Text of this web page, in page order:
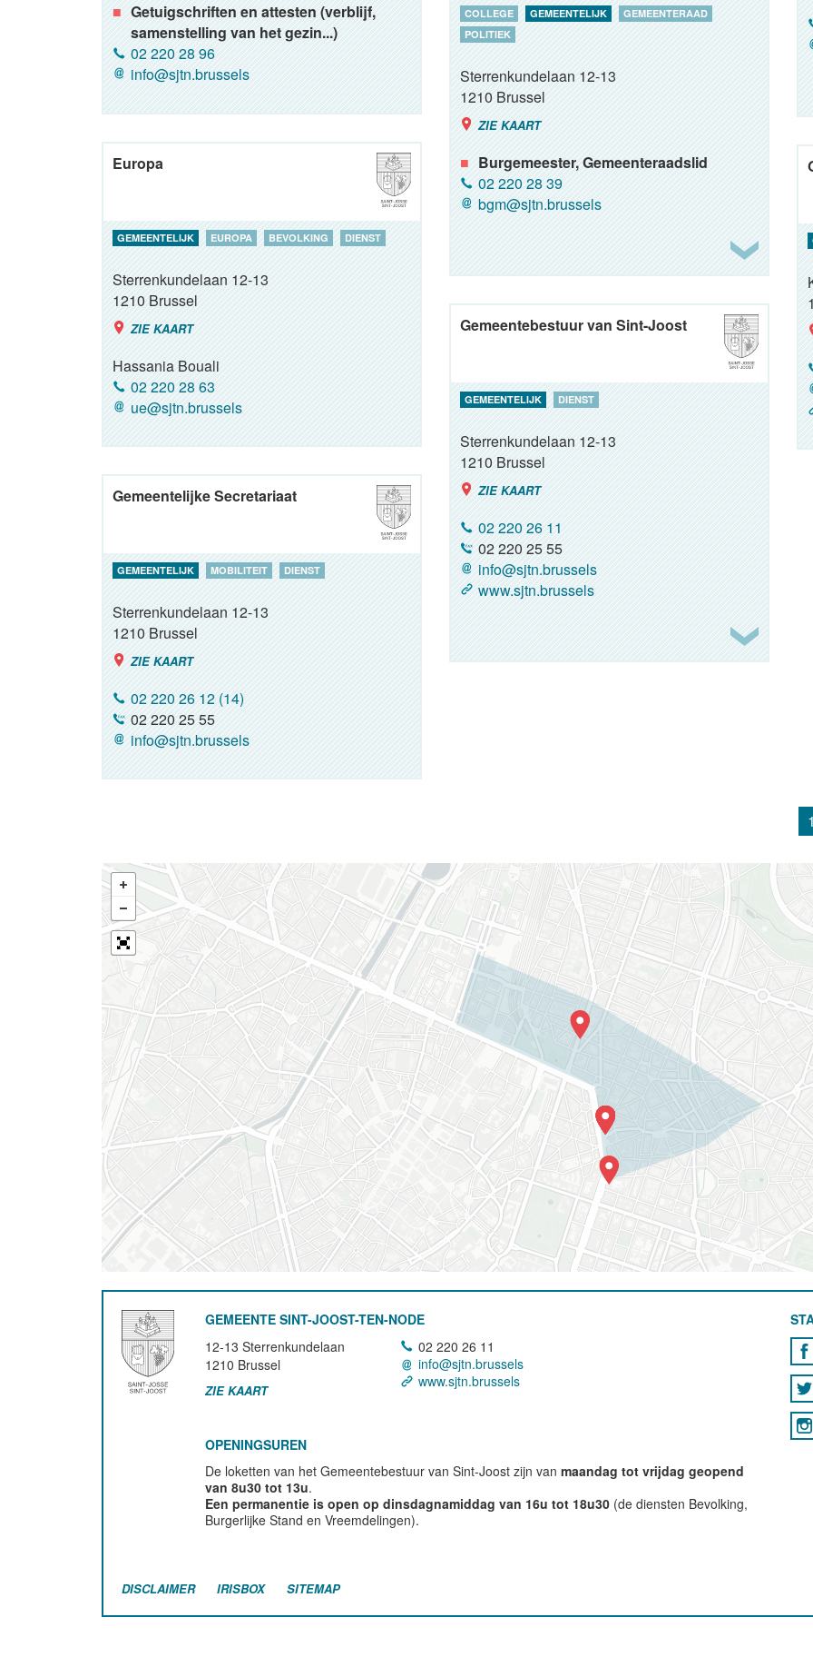
Getuigschriften en attesten (verblijf,
samenstelling van het gezin...)
02 220 28 96
info@sjtn.brussels
COLLEGE GEMEENTELIJK
GEMEENTERAAD
POLITIEK
Sterrenkundelaan 12-13
1210Brussel
ZIE KAART
Burgemeester, Gemeenteraadslid
02 220 28 39
bgm@sjtn.brussels
Europa
GEMEENTELIJK EUROPA BEVOLKING DIENST
Sterrenkundelaan 12-13
1210Brussel
ZIE KAART
Hassania Bouali
02 220 28 63
ue@sjtn.brussels
Gemeentebestuur van Sint-Joost
GEMEENTELIJK DIENST
Sterrenkundelaan 12-13
1210Brussel
ZIE KAART
02 220 26 11
02 220 25 55
info@sjtn.brussels
www.sjtn.brussels
Gemeentelijke Secretariaat
GEMEENTELIJK MOBILITEIT DIENST
Sterrenkundelaan 12-13
1210Brussel
ZIE KAART
02 220 26 12 (14)
02 220 25 55
info@sjtn.brussels
1
GEMEENTE SINT-JOOST-TEN-NODE
12-13 Sterrenkundelaan
1210 Brussel
ZIE KAART
02 220 26 11
info@sjtn.brussels
www.sjtn.brussels
OPENINGSUREN
De loketten van het Gemeentebestuur van Sint-Joost zijn vanmaandag tot vrijdag geopend
van 8u30 tot 13u.
Een permanentie is open op dinsdagnamiddag van 16u tot 18u30 (de diensten Bevolking,
Burgerlijke Stand en Vreemdelingen).
DISCLAIMER IRISBOX SITEMAP